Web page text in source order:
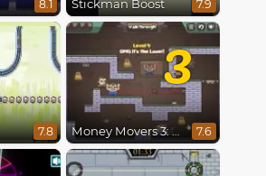
8.1 Stickman Boost 7.9
7.8
3
Money Movers 3: Guard Duty 7.6